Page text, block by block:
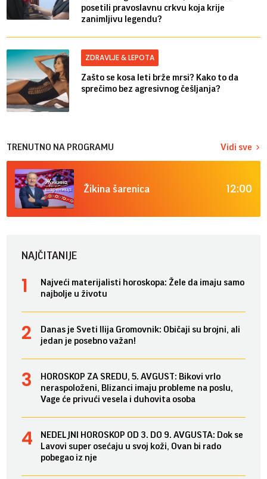
posetili pravoslavnu crkvu koja krije
zanimljivu legendu?
ZDRAVLJE & LEPOTA
Zašto se kosa leti brže mrsi? Kako to da
sprečimo bez agresivnog češljanja?
TRENUTNO NA PROGRAMU Vidi sve
Žikina šarenica 12:00
NAJČITANIJE
Najveći materijalisti horoskopa: Žele da imaju samo
najbolje u životu
Danas je Sveti Ilija Gromovnik: Običaji su brojni, ali
jedan je posebno važan!
HOROSKOP ZA SREDU, 5. AVGUST: Bikovi vrlo
neraspoloženi, Blizanci imaju probleme na poslu,
Vage će privući vesela i duhovita osoba
NEDELJNI HOROSKOP OD 3. DO 9. AVGUSTA: Dok se
Lavovi super osećaju u svoj koži, Ovan bi rado
pobegao iz nje